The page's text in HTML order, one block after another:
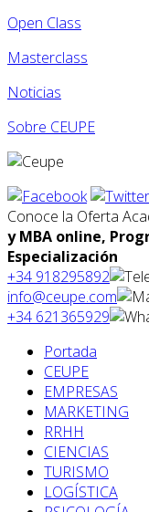
Open Class
Masterclass
Noticias
Sobre CEUPE
Conoce la Oferta
y MBA online,
Especialización
+34 918295892
info@ceupe.com
+34 621365929
Portada
CEUPE
EMPRESAS
MARKETING
RRHH
CIENCIAS
TURISMO
LOGÍSTICA